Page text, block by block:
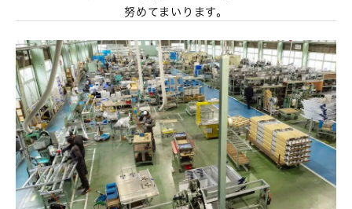
努めてまいります。